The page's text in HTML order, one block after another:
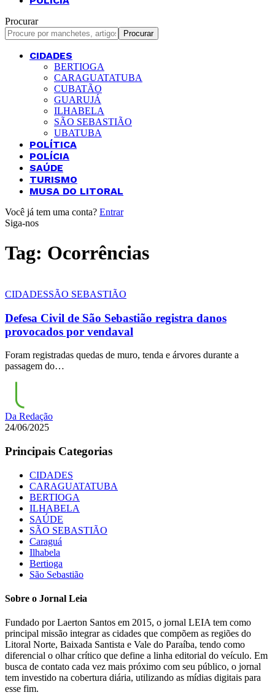
Procurar
CIDADES
BERTIOGA
CARAGUATATUBA
CUBATÃO
GUARUJÁ
ILHABELA
SÃO SEBASTIÃO
UBATUBA
POLÍTICA
POLÍCIA
SAÚDE
TURISMO
MUSA DO LITORAL
Você já tem uma conta? Entrar
Siga-nos
Tag: Ocorrências
CIDADESSÃO SEBASTIÃO
Defesa Civil de São Sebastião registra danos
provocados por vendaval
Foram registradas quedas de muro, tenda e árvores durante a
passagem do…
Da Redação
24/06/2025
Principais Categorias
CIDADES
CARAGUATATUBA
BERTIOGA
ILHABELA
SAÚDE
SÃO SEBASTIÃO
Caraguá
Ilhabela
Bertioga
São Sebastião
Sobre o Jornal Leia
Fundado por Laerton Santos em 2015, o jornal LEIA tem como
principal missão integrar as cidades que compõem as regiões do
Litoral Norte, Baixada Santista e Vale do Paraíba, tendo como
diferencial o olhar crítico que define a linha editorial do veículo. Em
busca de contato cada vez mais próximo com seu público, o jornal
tem investido na cobertura diária, utilizando as mídias digitais para
esse fim.